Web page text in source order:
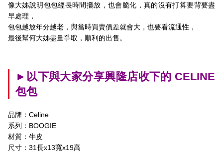
像大姊說明包包經長時間擺放，也會脆化，真的沒有打算要背要盡
早處理，
包包越放年分越老，與當時買賣價差就會大，也要看流通性，
最後幫何大姊盡量爭取，順利的出售。
►以下與大家分享興隆店收下的 CELINE
包包
品牌：Celine
系列：BOOGIE
材質：牛皮
尺寸：31長x13寬x19高